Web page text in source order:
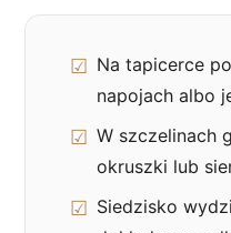
Na tapicerce
napojach albo
W szczelinach
okruszki lub
Siedzisko